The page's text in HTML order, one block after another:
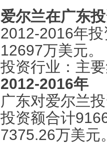
爱尔兰在广东
2012-2016年
12697万美元。
投资行业：主
2012-2016年
广东对爱尔兰
投资额合计
7375.26万美元